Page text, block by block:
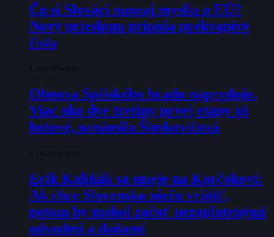
Čo si Slováci naozaj myslia o EÚ?
Nový prieskum prináša prekvapivé
čísla
8. AUGUSTA 2026
Obnova Spišského hradu napreduje.
Viac ako dve tretiny prvej etapy sú
hotové, oznámila Šimkovičová
8. AUGUSTA 2026
Erik Kaliňák sa smeje na Korčokovi:
Ak chce Slovensku niečo vrátiť,
potom by mohol začať nezaplatenými
odvodmi a daňami